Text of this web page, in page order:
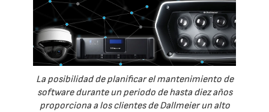
La posibilidad de planificar el mantenimiento de
software durante un periodo de hasta diez años
proporciona a los clientes de Dallmeier un alto